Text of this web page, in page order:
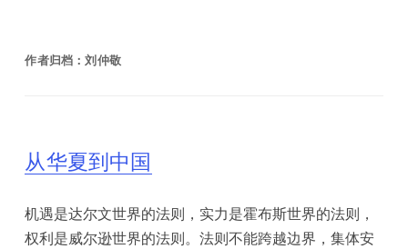
作者归档：刘仲敬
从华夏到中国
机遇是达尔文世界的法则，实力是霍布斯世界的法则，
权利是威尔逊世界的法则。法则不能跨越边界，集体安